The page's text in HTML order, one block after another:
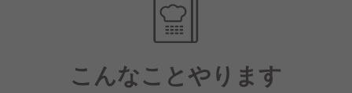
また、和食の枠にとらわれず、料理を引き立てる厳選
された地酒やナチュラルワインとのペアリングを提
案。この一切の妥協を許さない美味しさへのこだわり
と遊び心こそが、舌の肥えた大人たちを魅了し続ける
こんなことやります